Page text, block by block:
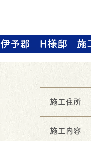
伊予郡 H様邸 施
施工住所
施工内容